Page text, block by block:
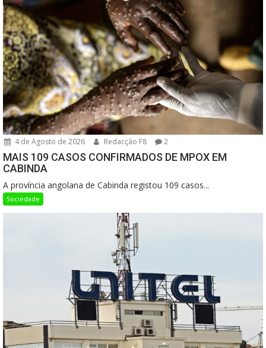
4 de Agosto de 2026 Redacção F8 2
MAIS 109 CASOS CONFIRMADOS DE MPOX EM
CABINDA
A província angolana de Cabinda registou 109 casos...
Sociedade